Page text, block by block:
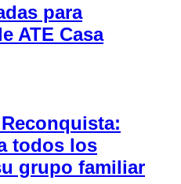
para
ATE Casa
todos los
grupo familiar